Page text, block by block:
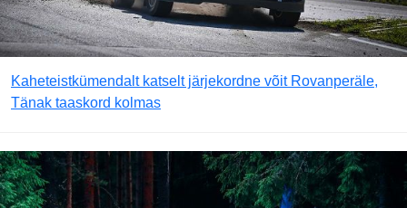
Kaheteistkümendalt katselt järjekordne võit Rovanperäle,
Tänak taaskord kolmas